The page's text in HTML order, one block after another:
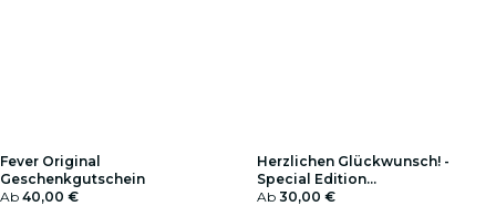
Fever Original
Geschenkgutschein
Ab 40,00 €
Herzlichen Glückwunsch! -
Special Edition
Geschenkgutschein
Ab 30,00 €